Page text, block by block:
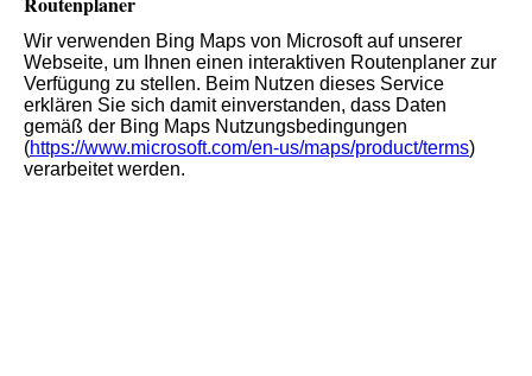
Wir verwenden Bing Maps von Microsoft auf unserer
Webseite, um Ihnen einen interaktiven Routenplaner zur
Verfügung zu stellen. Beim Nutzen dieses Service
erklären Sie sich damit einverstanden, dass Daten
gemäß der Bing Maps Nutzungsbedingungen
(https://www.microsoft.com/en-us/maps/product/terms)
verarbeitet werden.